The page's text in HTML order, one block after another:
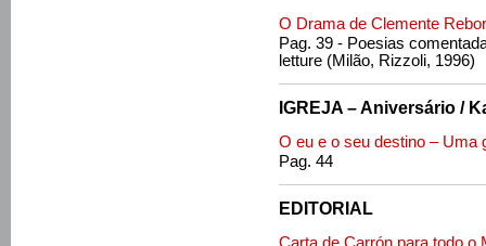
O Drama de Clemente
Pag. 39 - Poesias
letture (Milão, Rizzoli, 1996)
IGREJA – Aniversário /
O eu e o seu destino – Uma
Pag. 44
EDITORIAL